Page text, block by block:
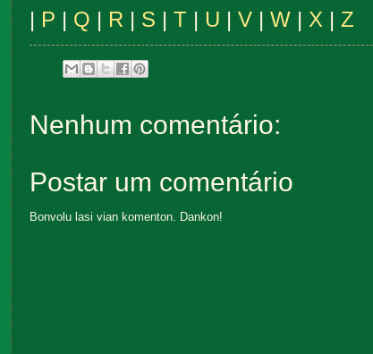
| P | Q | R | S | T| U | V| W| X | Z
Nenhum comentário:
Postar um comentário
Bonvolu lasi vian komenton. Dankon!